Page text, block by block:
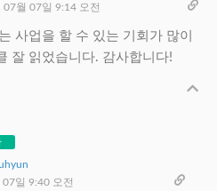
07월 07일 9:14 오전
사업을 할 수 있는 기회가 많이
잘 읽었습니다. 감사합니다!
일 9:40 오전